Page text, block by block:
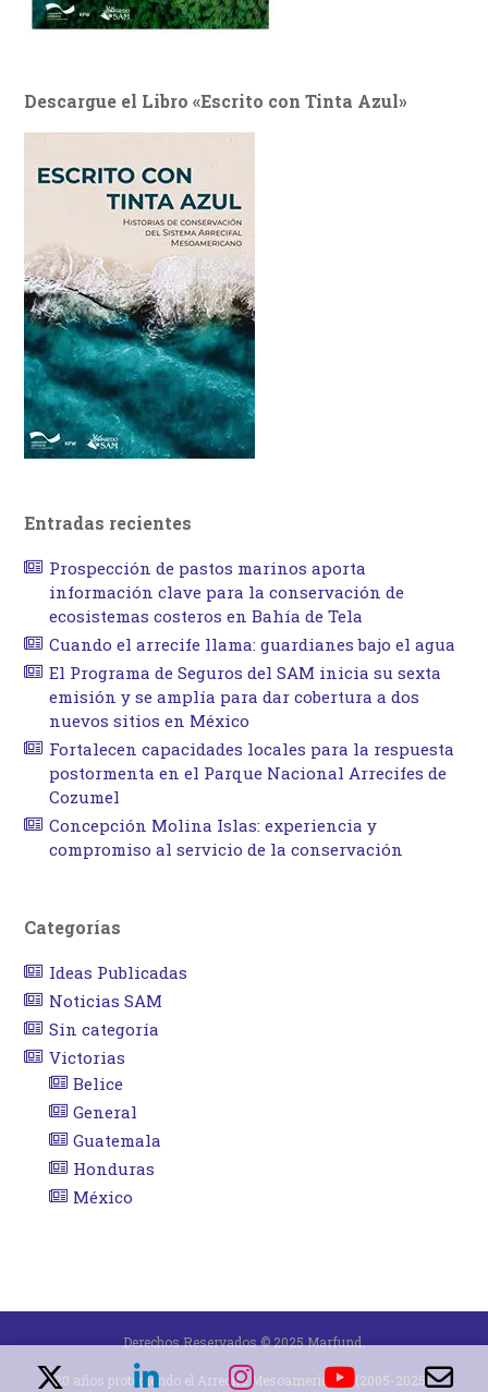
Descargue el Libro «Escrito con Tinta Azul»
Entradas recientes
Prospección de pastos marinos aporta
información clave para la conservación de
ecosistemas costeros en Bahía de Tela
Cuando el arrecife llama: guardianes bajo el agua
El Programa de Seguros del SAM inicia su sexta
emisión y se amplía para dar cobertura a dos
nuevos sitios en México
Fortalecen capacidades locales para la respuesta
postormenta en el Parque Nacional Arrecifes de
Cozumel
Concepción Molina Islas: experiencia y
compromiso al servicio de la conservación
Categorías
Ideas Publicadas
Noticias SAM
Sin categoría
Victorias
Belice
General
Guatemala
Honduras
México
Derechos Reservados © 2025 Marfund.
20 años protegiendo el Arrecife Mesoamericano (2005-2025).